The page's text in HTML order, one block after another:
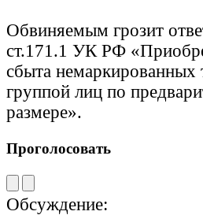
Обвиняемым грозит
ст.171.1 УК РФ
сбыта немаркированных
группой лиц по
размере».
Проголосовать
Обсуждение: